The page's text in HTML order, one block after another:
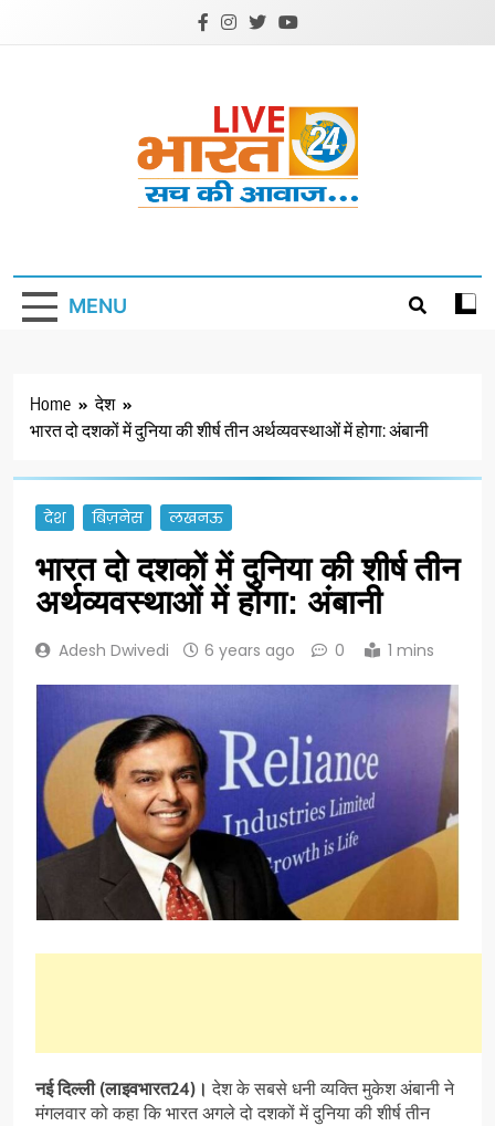
MENU
Home
देश
भारत दो दशकों में दुनिया की शीर्ष तीन अर्थव्यवस्थाओं में होगा: अंबानी
देश बिज़नेस लखनऊ
भारत दो दशकों में दुनिया की शीर्ष तीन
अर्थव्यवस्थाओं में होगा: अंबानी
Adesh Dwivedi 6 years ago 0 1 mins
नई दिल्ली (लाइवभारत24)। देश के सबसे धनी व्यक्ति मुकेश अंबानी ने
मंगलवार को कहा कि भारत अगले दो दशकों में दुनिया की शीर्ष तीन